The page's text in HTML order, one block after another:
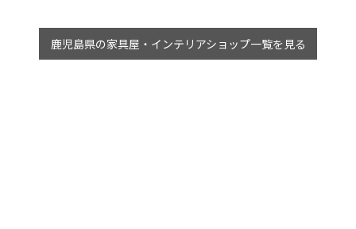
鹿児島県の家具屋・インテリアショップ一覧を見る